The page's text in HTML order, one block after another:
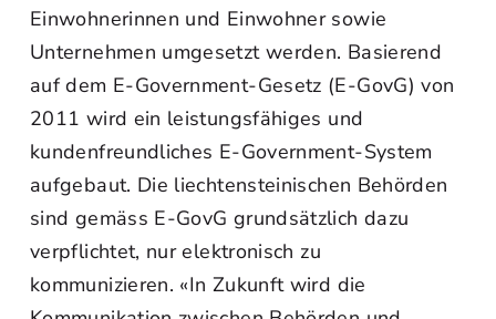
Einwohnerinnen und Einwohner sowie
Unternehmen umgesetzt werden. Basierend
auf dem E-Government-Gesetz (E-GovG) von
2011 wird ein leistungsfähiges und
kundenfreundliches E-Government-System
aufgebaut. Die liechtensteinischen Behörden
sind gemäss E-GovG grundsätzlich dazu
verpflichtet, nur elektronisch zu
kommunizieren. «In Zukunft wird die